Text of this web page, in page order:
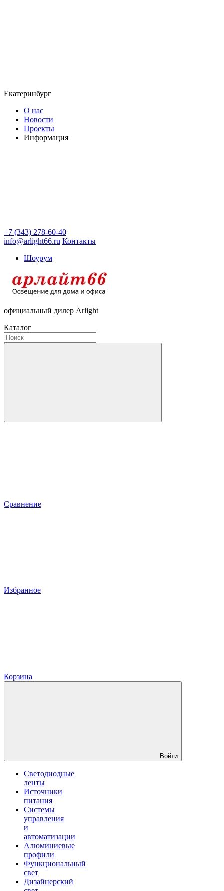
Екатеринбург
О нас
Новости
Проекты
Информация
+7 (343) 278-60-40
info@arlight66.ru Контакты
Шоурум
официальный дилер Arlight
Каталог
Сравнение
Избранное
Корзина
Войти
Светодиодные
ленты
Источники
питания
Системы
управления
и
автоматизации
Алюминиевые
профили
Функциональный
свет
Дизайнерский